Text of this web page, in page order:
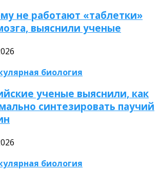
не работают «таблетки»
выяснили ученые
биология
ученые выяснили, как
синтезировать паучий
биология